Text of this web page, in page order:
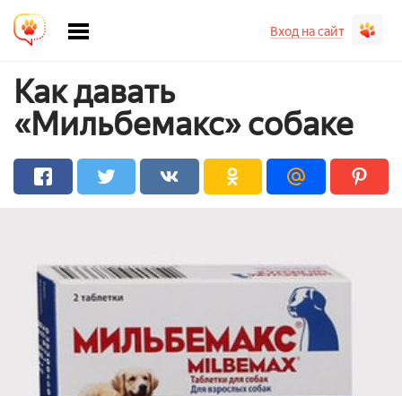
Вход на сайт
Как давать
«Мильбемакс» собаке